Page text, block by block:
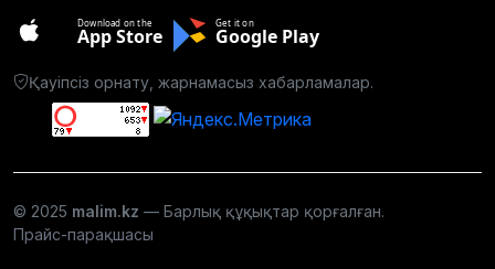
Download on the
App Store
Get it on
Google Play
Қауіпсіз орнату, жарнамасыз хабарламалар.
© 2025 malim.kz — Барлық құқықтар қорғалған.
Прайс-парақшасы